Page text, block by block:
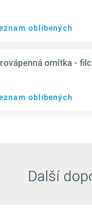
oblíbených
omítka -
oblíbených
Další